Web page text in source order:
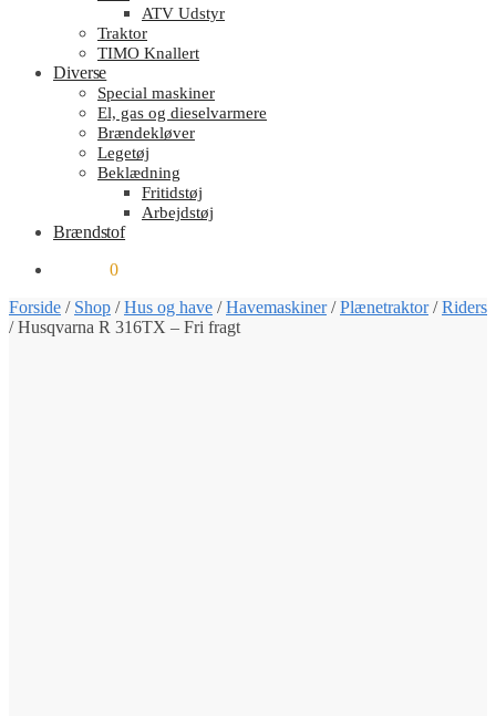
ATV Udstyr
Traktor
TIMO Knallert
Diverse
Special maskiner
El, gas og dieselvarmere
Brændekløver
Legetøj
Beklædning
Fritidstøj
Arbejdstøj
Brændstof
0
Forside / Shop /Hus og have /Havemaskiner/Plænetraktor/Riders
/Husqvarna R 316TX – Fri fragt